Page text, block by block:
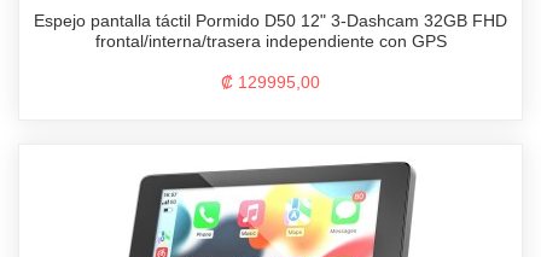
Espejo pantalla táctil Pormido D50 12" 3-Dashcam 32GB FHD
frontal/interna/trasera independiente con GPS
₡ 129995,00